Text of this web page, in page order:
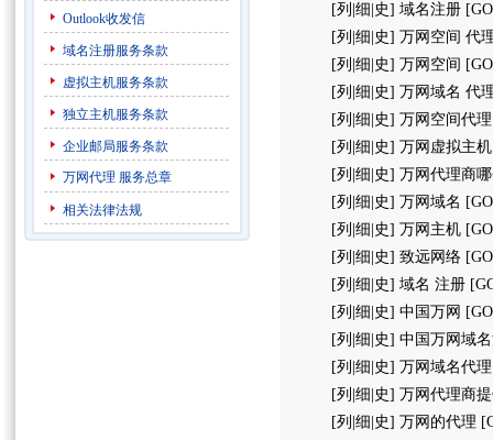
Outlook收发信
域名注册服务条款
虚拟主机服务条款
独立主机服务条款
企业邮局服务条款
万网代理 服务总章
相关法律法规
[列|细|史] 域名注册
[列|细|史] 万网空间
[列|细|史] 万网空间
[列|细|史] 万网域名
[列|细|史] 万网空间
[列|细|史] 万网虚拟
[列|细|史] 万网代理商
[列|细|史] 万网域名
[列|细|史] 万网主机
[列|细|史] 致远网络
[列|细|史] 域名 注册
[列|细|史] 中国万网
[列|细|史] 中国万网域
[列|细|史] 万网域名
[列|细|史] 万网代理
[列|细|史] 万网的代